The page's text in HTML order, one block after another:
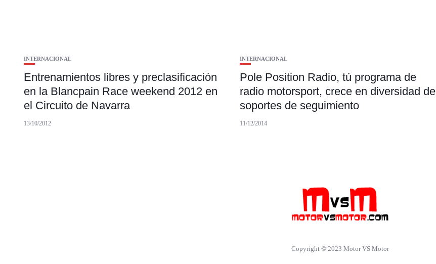
INTERNACIONAL
Entrenamientos libres y preclasificación
en la Blancpain Race weekend 2012 en
el Circuito de Navarra
13/10/2012
INTERNACIONAL
Pole Position Radio, tú programa de
radio motorsport, crece en diversidad de
soportes de seguimiento
11/12/2014
Copyright © 2023 Motor VS Motor